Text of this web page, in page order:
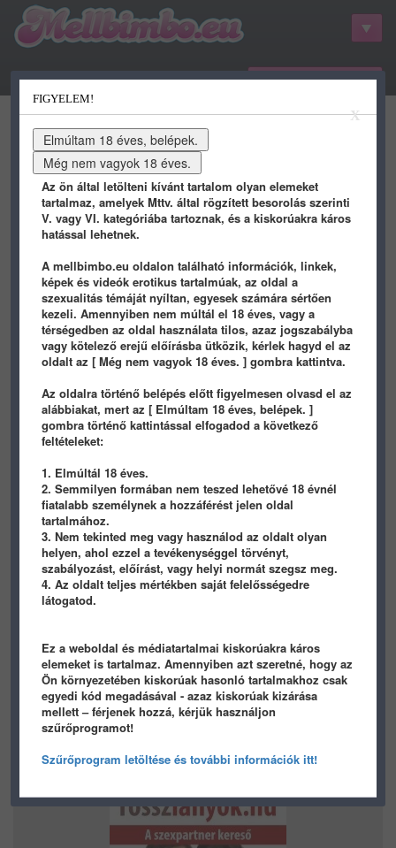
belépés / regisztráció
kategóriák hots gifs porn
youtube qdb
panameraképei - 896 oldal
Előző 1 ... 895 896 897
...
906 Következő
LEGÚJABB
TARTALOM BEÁLLÍTÁSA
HIRDETES
X
FIGYELEM!
Az ön által letölteni kívánt tartalom olyan elemeket
tartalmaz, amelyek Mttv. által rögzített besorolás szerinti
V. vagy VI. kategóriába tartoznak, és a kiskorúakra káros
hatással lehetnek.
A mellbimbo.eu oldalon található információk, linkek,
képek és videók erotikus tartalmúak, az oldal a
szexualitás témáját nyíltan, egyesek számára sértően
kezeli. Amennyiben nem múltál el 18 éves, vagy a
térségedben az oldal használata tilos, azaz jogszabályba
vagy kötelező erejű előírásba ütközik, kérlek hagyd el az
oldalt az [ Még nem vagyok 18 éves. ] gombra kattintva.
Az oldalra történő belépés előtt figyelmesen olvasd el az
alábbiakat, mert az [ Elmúltam 18 éves, belépek. ]
gombra történő kattintással elfogadod a következő
feltételeket:
1. Elmúltál 18 éves.
2. Semmilyen formában nem teszed lehetővé 18 évnél
fiatalabb személynek a hozzáférést jelen oldal
tartalmához.
3. Nem tekinted meg vagy használod az oldalt olyan
helyen, ahol ezzel a tevékenységgel törvényt,
szabályozást, előírást, vagy helyi normát szegsz meg.
4. Az oldalt teljes mértékben saját felelősségedre
látogatod.
Ez a weboldal és médiatartalmai kiskorúakra káros
elemeket is tartalmaz. Amennyiben azt szeretné, hogy az
Ön környezetében kiskorúak hasonló tartalmakhoz csak
egyedi kód megadásával - azaz kiskorúak kizárása
mellett – férjenek hozzá, kérjük használjon
szűrőprogramot!
Szűrőprogram letöltése és további információk itt!